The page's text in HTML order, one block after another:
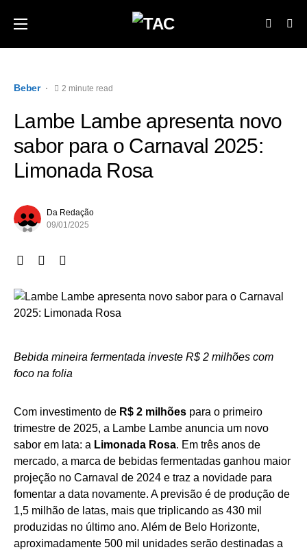
Beber 2 minute read
Lambe Lambe apresenta novo
sabor para o Carnaval 2025:
Limonada Rosa
Da Redação
09/01/2025
Bebida mineira fermentada investe R$ 2 milhões com
foco na folia
Com investimento de R$ 2 milhões para o primeiro
trimestre de 2025, a Lambe Lambe anuncia um novo
sabor em lata: a Limonada Rosa. Em três anos de
mercado, a marca de bebidas fermentadas ganhou maior
projeção no Carnaval de 2024 e traz a novidade para
fomentar a data novamente. A previsão é de produção de
1,5 milhão de latas, mais que triplicando as 430 mil
produzidas no último ano. Além de Belo Horizonte,
aproximadamente 500 mil unidades serão destinadas a